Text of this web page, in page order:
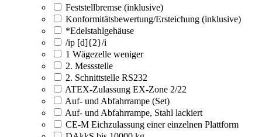
Feststellbremse (inklusive)
Konformitätsbewertung/Ersteichung (inklusive)
*Edelstahlgehäuse
/ip [d]{2}/i
1 Wägezelle weniger
2. Messstelle
2. Schnittstelle RS232
ATEX-Zulassung EX-Zone 2/22
Auf- und Abfahrrampe (Set)
Auf- und Abfahrrampe, Stahl lackiert
CE-M Eichzulassung einer einzelnen Plattform